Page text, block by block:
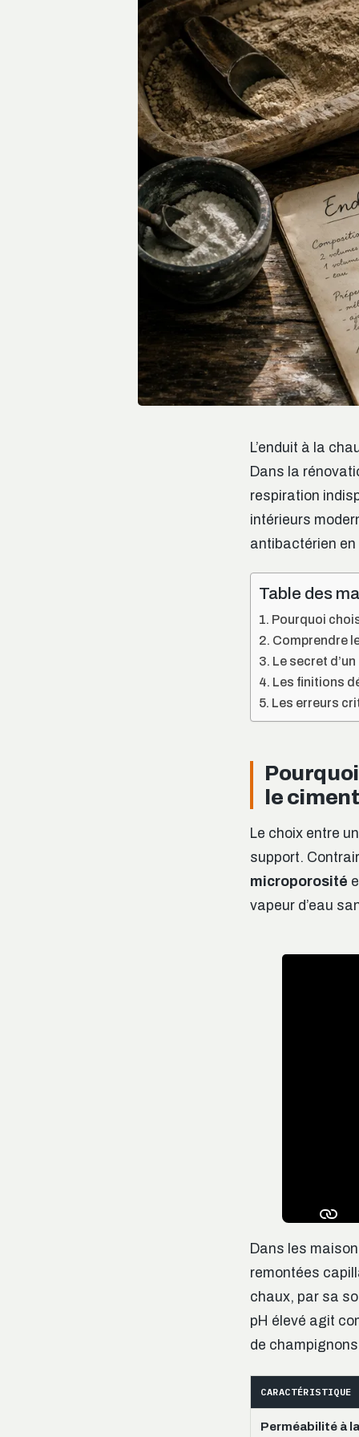
L’enduit à la
Dans la
respiration
intérieurs
antibactérien
Table des
Pourquoi
Comprendre
Le secret
Les finitions
Les erreurs
le
Le choix entre
support.
microporosité
vapeur d’eau
Dans les
remontées
chaux, par sa
pH élevé agit
de
CARACTÉRISTIQUE
Perméabilité à